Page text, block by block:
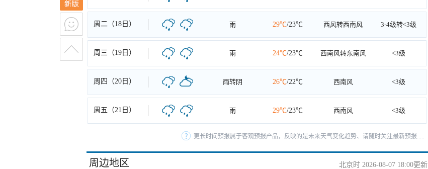
周二（18日） 雨 29℃/23℃ 西风转西南风 3-4级转<3级
周三（19日） 雨 24℃/23℃ 西南风转东南风 <3级
周四（20日） 雨转阴 26℃/22℃ 西南风 <3级
周五（21日） 雨 29℃/23℃ 西南风 <3级
更长时间预报属于客观预报产品，反映的是未来天气变化趋势、请随时关注最新预报.....
周边地区 北京时 2026-08-07 18:00更新